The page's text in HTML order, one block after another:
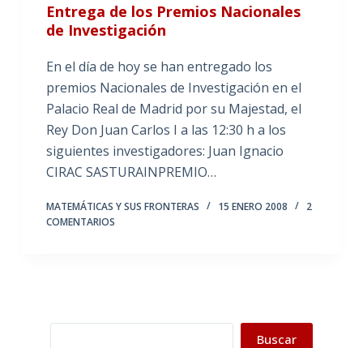
Entrega de los Premios Nacionales
de Investigación
En el día de hoy se han entregado los
premios Nacionales de Investigación en el
Palacio Real de Madrid por su Majestad, el
Rey Don Juan Carlos I a las 12:30 h a los
siguientes investigadores: Juan Ignacio
CIRAC SASTURAINPREMIO…
MATEMÁTICAS Y SUS FRONTERAS 15 ENERO 2008
2
COMENTARIOS
Buscar